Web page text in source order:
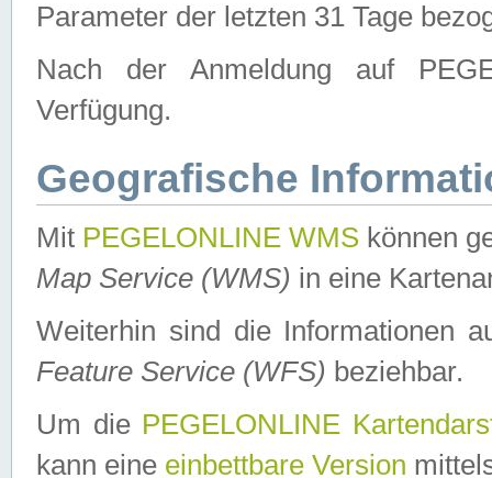
Parameter der letzten 31 Tage
Nach der Anmeldung auf
Verfügung.
Geografische
Mit PEGELONLINE WMS können
Map Service (WMS) in eine
Weiterhin sind die Informationen
Feature Service (WFS) beziehbar.
Um die PEGELONLINE
kann eine einbettbare Version